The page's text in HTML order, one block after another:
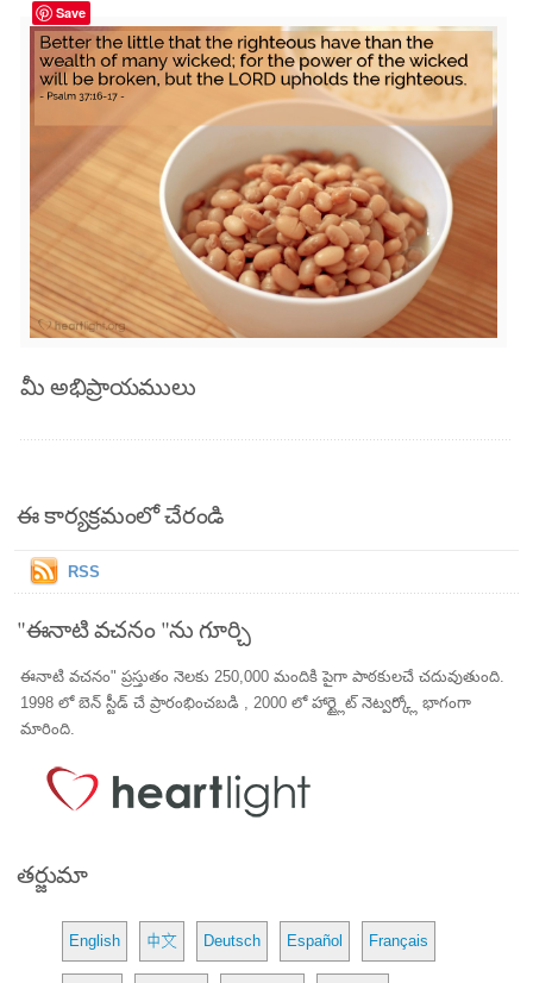
Save
మీ అభిప్రాయములు
ఈ కార్యక్రమంలో చేరండి
RSS
"ఈనాటి వచనం "ను గూర్చి
ఈనాటి వచనం" ప్రస్తుతం నెలకు 250,000 మందికి పైగా పాఠకులచే చదువుతుంది.
1998 లో బెన్ స్టీడ్ చే ప్రారంభించబడి , 2000 లో హార్ట్లైట్ నెట్వర్క్లో భాగంగా
మారింది.
తర్జుమా
English 中文 Deutsch Español Français